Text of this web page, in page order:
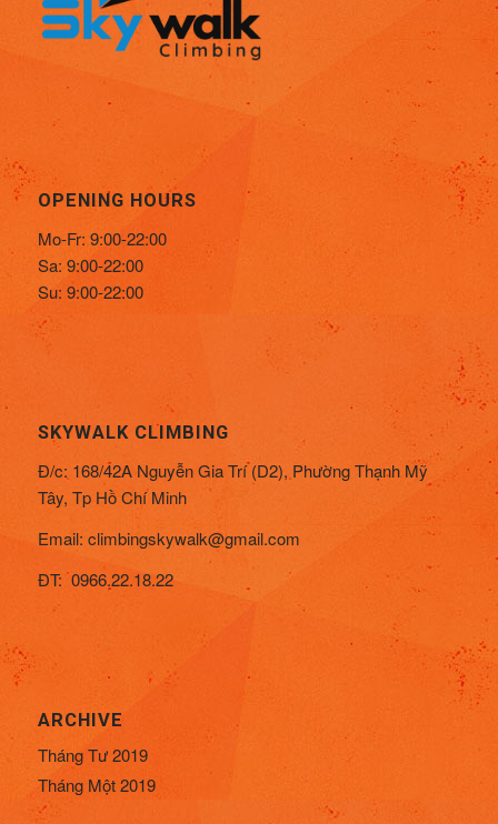
OPENING HOURS
Mo-Fr: 9:00-22:00
Sa: 9:00-22:00
Su: 9:00-22:00
SKYWALK CLIMBING
Đ/c: 168/42A Nguyễn Gia Trí (D2), Phường Thạnh Mỹ
Tây, Tp Hồ Chí Minh
Email: climbingskywalk@gmail.com
ĐT: 0966.22.18.22
ARCHIVE
Tháng Tư 2019
Tháng Một 2019